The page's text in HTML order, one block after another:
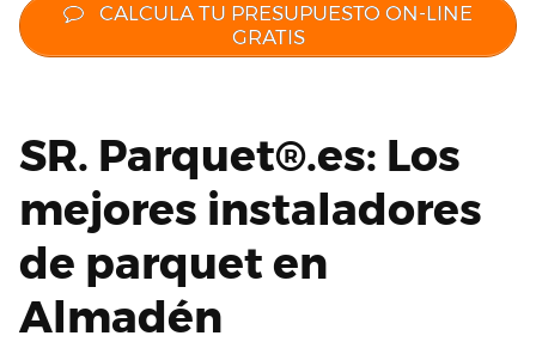
CALCULA TU PRESUPUESTO ON-LINE
GRATIS
SR. Parquet®.es: Los
mejores instaladores
de parquet en
Almadén